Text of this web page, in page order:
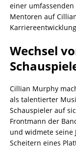
einer
Mentoren auf
Wechsel
Cillian Murphy
als talentierter
Schauspieler auf
Frontmann der
und widmete seine
Scheitern eines